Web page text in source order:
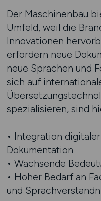
Der Maschinenbau
Umfeld, weil die
Innovationen
erfordern neue
neue Sprachen und
sich auf
spezialisieren, sind
• Integration
Dokumentation
• Wachsende
• Hoher Bedarf an
und